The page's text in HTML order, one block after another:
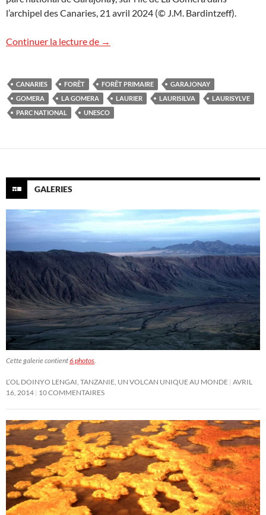
l’archipel des Canaries, 21 avril 2024 (© J.M. Bardintzeff).
Continuer la lecture de Une forêt primaire aux Canaries
→
CANARIES FORÊT FORÊT PRIMAIRE
GARAJONAY
GOMERA
LA GOMERA LAURIER LAURISILVA
LAURISYLVE
PARC NATIONAL
UNESCO
GALERIES
Cette galerie contient6 photos
L’OL DOINYO LENGAI, TANZANIE, UN VOLCAN UNIQUE AU MONDE AVRIL
16, 2014 10 COMMENTAIRES